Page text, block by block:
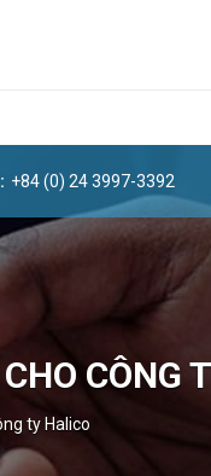
+84 (0) 24 3997-3392
CÔNG
ty Halico